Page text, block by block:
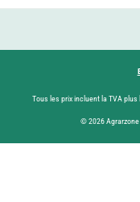
Tous les prix incluent la TVA plus
© 2026 Agrarzone